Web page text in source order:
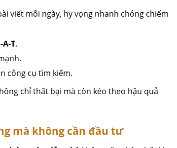
viết mỗi ngày, hy vọng nhanh chóng chiếm
A-T.
công cụ tìm kiếm.
chỉ thất bại mà còn kéo theo hậu quả
mà không cần đầu tư